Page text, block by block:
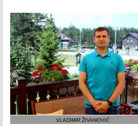
VLADIMIR ŽIVANOVIĆ